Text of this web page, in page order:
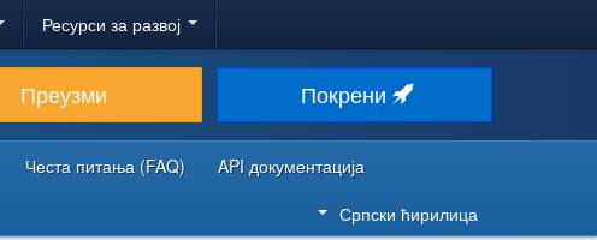
Ресурси за развој
Преузми Покрени
Честа питања (FAQ)
API документација
Српски ћирилица